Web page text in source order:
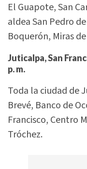
El Guapote, San
aldea San Pedro
Boquerón, Miras
Juticalpa, San
p. m.
Toda la ciudad de
Brevé, Banco de
Francisco, Centro
Tróchez.